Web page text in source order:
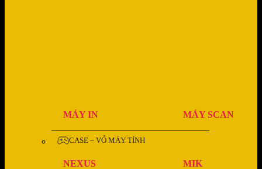
MÁY IN MÁY SCAN
CASE – VỎ MÁY TÍNH
NEXUS
MIK